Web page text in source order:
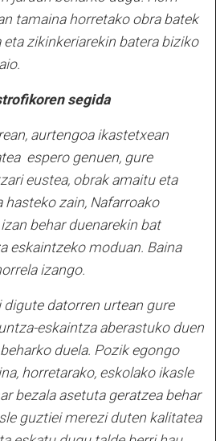
tamaina horretako obra batek
zikinkeriarekin batera biziko
segida
aurtengoa ikastetxean
espero genuen, gure
eustea, obrak amaitu eta
zain, Nafarroako
behar duenarekin bat
eskaintzeko moduan. Baina
izango.
digute datorren urtean gure
eskaintza aberastuko duen
duela. Pozik egongo
horretarako, eskolako ikasle
bezala asetuta geratzea behar
guztiei merezi duten kalitatea